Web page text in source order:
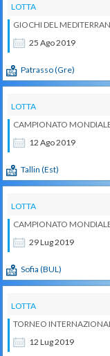
LOTTA
25 Ago2019
GIOCHI DEL
Patrasso (Gre)
LOTTA
12 Ago2019
CAMPIONATO
Tallin (Est)
LOTTA
29Lug2019
CAMPIONATO
Sofia (BUL)
LOTTA
12 Lug2019
TORNEO